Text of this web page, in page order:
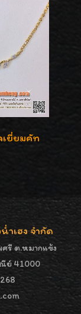
เยี่ยมคัท
ำเฮง จำกัด
รี ต.หมากแข้ง
ณีย์ 41000